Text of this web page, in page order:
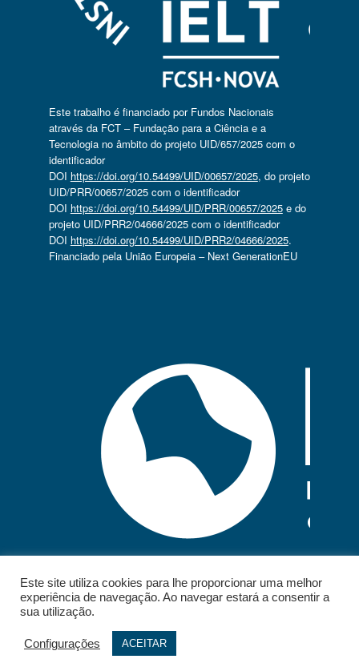
Este trabalho é financiado por Fundos Nacionais
através da FCT – Fundação para a Ciência e a
Tecnologia no âmbito do projeto UID/657/2025 com o
identificador
DOI https://doi.org/10.54499/UID/00657/2025, do projeto
UID/PRR/00657/2025 com o identificador
DOI https://doi.org/10.54499/UID/PRR/00657/2025e do
projeto UID/PRR2/04666/2025 com o identificador
DOI https://doi.org/10.54499/UID/PRR2/04666/2025.
Financiado pela União Europeia – Next GenerationEU
© 2026 - IELT. All rights reserved.
Este site utiliza cookies para lhe proporcionar uma melhor
experiência de navegação. Ao navegar estará a consentir a
sua utilização.
Configurações ACEITAR